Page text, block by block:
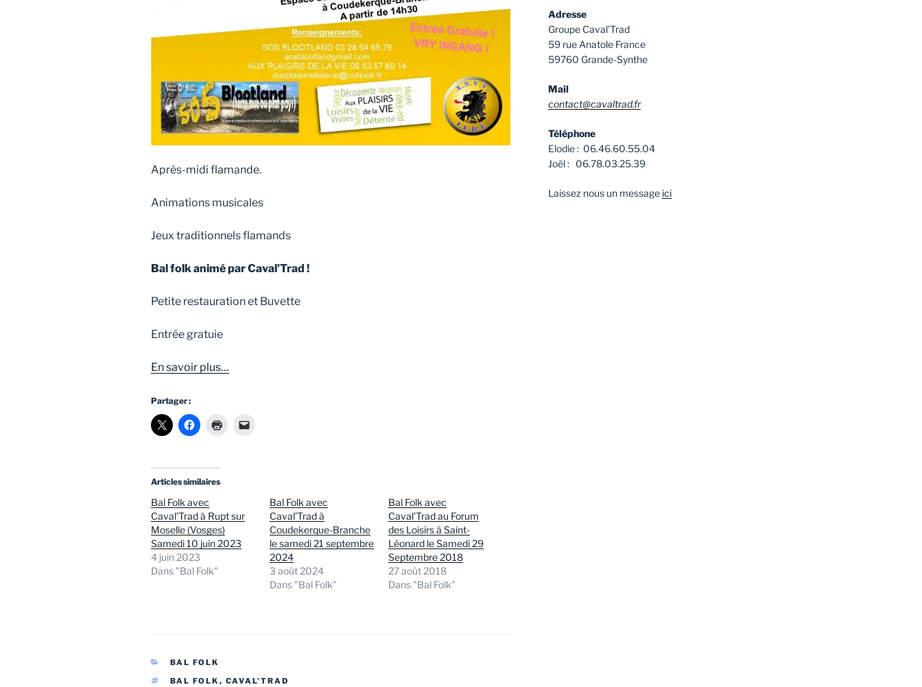
Après-midi flamande.
Animations musicales
Jeux traditionnels flamands
Bal folk animé par Caval’Trad !
Petite restauration et Buvette
Entrée gratuie
En savoir plus…
Partager :
Articles similaires
Bal Folk avec
Caval’Trad à Rupt sur
Moselle (Vosges)
Samedi 10 juin 2023
4 juin 2023
Dans "Bal Folk"
Bal Folk avec
Caval’Trad à
Coudekerque-Branche
le samedi 21 septembre
2024
3 août 2024
Dans "Bal Folk"
Bal Folk avec
Caval’Trad au Forum
des Loisirs à Saint-
Léonard le Samedi 29
Septembre 2018
27 août 2018
Dans "Bal Folk"
CATÉGORIES
BAL FOLK
ÉTIQUETTES
BAL FOLK , CAVAL'TRAD
Adresse
Groupe Caval’Trad
59 rue Anatole France
59760 Grande-Synthe
Mail
contact@cavaltrad.fr
Téléphone
Elodie : 06.46.60.55.04
Joël : 06.78.03.25.39
Laissez nous un message ici